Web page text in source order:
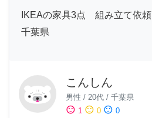
IKEAの家具3点 組み立て依頼
千葉県
こんしん
男性 / 20代 / 千葉県
sentiment_satisfied 1 sentiment_neutral 0 sentiment_dissatisfied 0